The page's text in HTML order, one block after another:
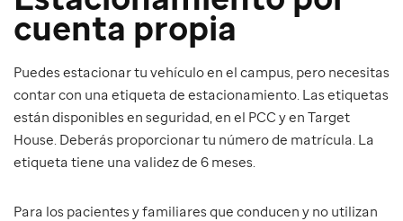
cuenta propia
Puedes estacionar tu vehículo en el campus, pero necesitas
contar con una etiqueta de estacionamiento. Las etiquetas
están disponibles en seguridad, en el PCC y en Target
House. Deberás proporcionar tu número de matrícula. La
etiqueta tiene una validez de 6 meses.
Para los pacientes y familiares que conducen y no utilizan